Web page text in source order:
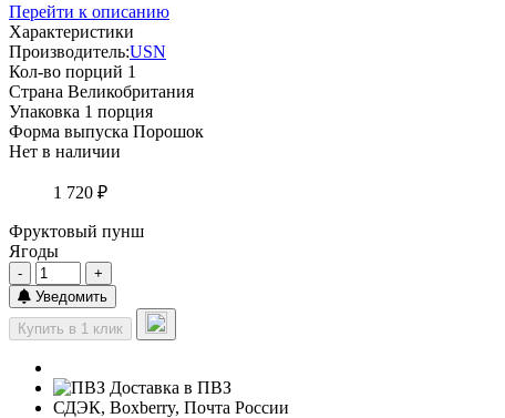
Перейти к описанию
Характеристики
Производитель:USN
Кол-во порций 1
Страна Великобритания
Упаковка 1 порция
Форма выпуска Порошок
Нет в наличии
1 720 ₽
Фруктовый пунш
Ягоды
-
+
Уведомить
Купить в 1 клик
Доставка в ПВЗ
СДЭК, Boxberry, Почта России